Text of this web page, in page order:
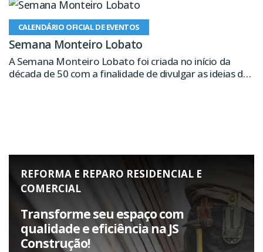
CALENDÁRIO OFICIAL DE EVENTOS
Semana Monteiro Lobato
A Semana Monteiro Lobato foi criada no início da
década de 50 com a finalidade de divulgar as ideias do
REFORMA E REPARO RESIDENCIAL E
COMERCIAL
Transforme seu espaço com
qualidade e eficiência na JS
Construção!